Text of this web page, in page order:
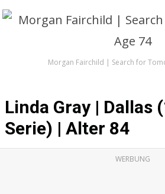
Morgan Fairchild | Search for
Linda Gray | Dallas
Serie) | Alter 84
WERBUNG